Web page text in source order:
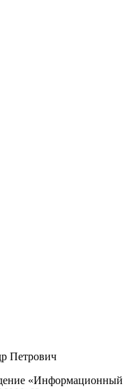
Петрович
«Информационный